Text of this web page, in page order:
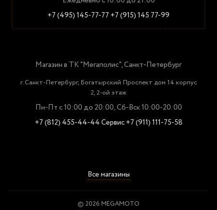
+7 (495) 145-77-77 +7 (915) 145 77-99
Магазин в ТК "Мегаполис", Санкт-Петербург
г. Санкт-Петербург, Богатырский Проспект дом 14 корпус
2, 2-ой этаж
Пн-Пт с 10:00 до 20:00, Сб-Вск 10:00-20:00
+7 (812) 455-44-44Сервис +7 (911) 111-75-58
Все магазины
© 2026 MEGAMOTO